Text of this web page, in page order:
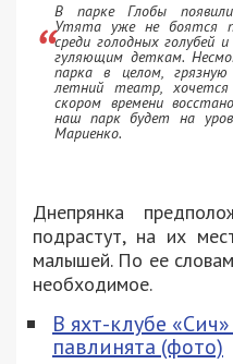
В парке Глобы
Утята уже не боятся
среди голодных голубей
гуляющим деткам.
парка в целом,
летний театр,
скором времени
наш парк будет на
Мариенко.
Днепрянка
подрастут, на их
малышей. По ее
необходимое.
В яхт-клубе
павлинята (фото)